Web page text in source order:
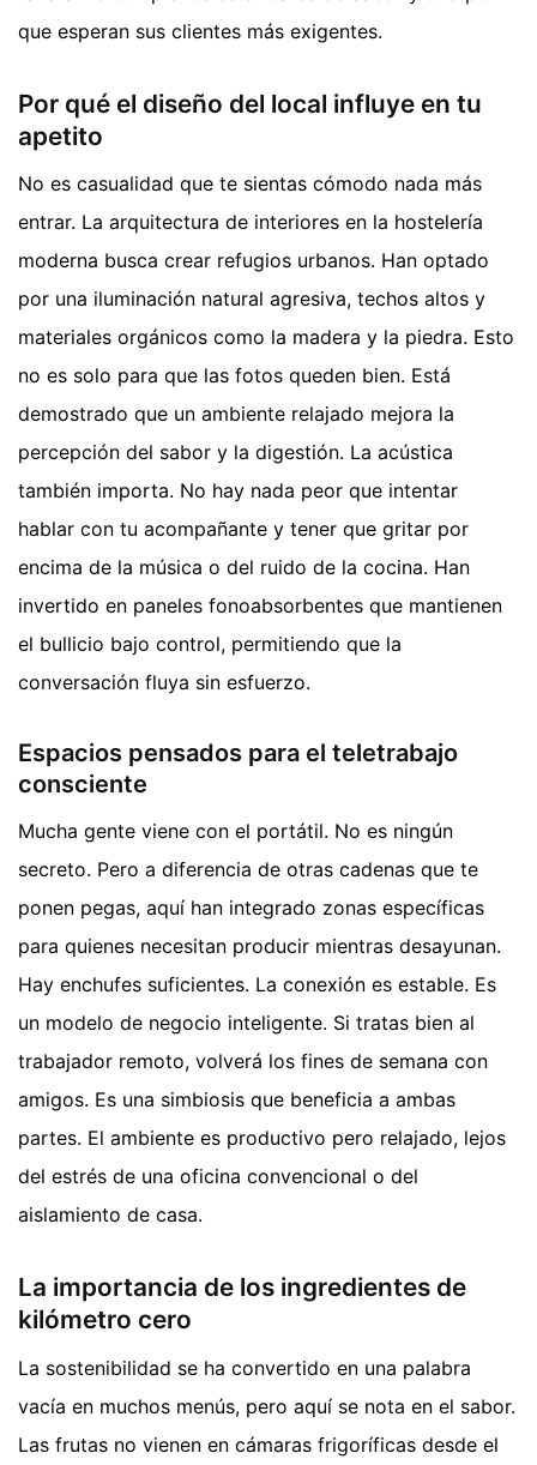
que esperan sus clientes más exigentes.
Por qué el diseño del local influye en tu
apetito
No es casualidad que te sientas cómodo nada más
entrar. La arquitectura de interiores en la hostelería
moderna busca crear refugios urbanos. Han optado
por una iluminación natural agresiva, techos altos y
materiales orgánicos como la madera y la piedra. Esto
no es solo para que las fotos queden bien. Está
demostrado que un ambiente relajado mejora la
percepción del sabor y la digestión. La acústica
también importa. No hay nada peor que intentar
hablar con tu acompañante y tener que gritar por
encima de la música o del ruido de la cocina. Han
invertido en paneles fonoabsorbentes que mantienen
el bullicio bajo control, permitiendo que la
conversación fluya sin esfuerzo.
Espacios pensados para el teletrabajo
consciente
Mucha gente viene con el portátil. No es ningún
secreto. Pero a diferencia de otras cadenas que te
ponen pegas, aquí han integrado zonas específicas
para quienes necesitan producir mientras desayunan.
Hay enchufes suficientes. La conexión es estable. Es
un modelo de negocio inteligente. Si tratas bien al
trabajador remoto, volverá los fines de semana con
amigos. Es una simbiosis que beneficia a ambas
partes. El ambiente es productivo pero relajado, lejos
del estrés de una oficina convencional o del
aislamiento de casa.
La importancia de los ingredientes de
kilómetro cero
La sostenibilidad se ha convertido en una palabra
vacía en muchos menús, pero aquí se nota en el sabor.
Las frutas no vienen en cámaras frigoríficas desde el